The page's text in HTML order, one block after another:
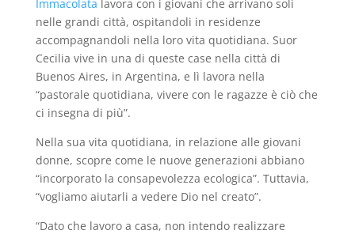
Immacolata lavora con i giovani che arrivano soli
nelle grandi città, ospitandoli in residenze
accompagnandoli nella loro vita quotidiana. Suor
Cecilia vive in una di queste case nella città di
Buenos Aires, in Argentina, e lì lavora nella
“pastorale quotidiana, vivere con le ragazze è ciò che
ci insegna di più”.
Nella sua vita quotidiana, in relazione alle giovani
donne, scopre come le nuove generazioni abbiano
“incorporato la consapevolezza ecologica”. Tuttavia,
“vogliamo aiutarli a vedere Dio nel creato”.
“Dato che lavoro a casa, non intendo realizzare